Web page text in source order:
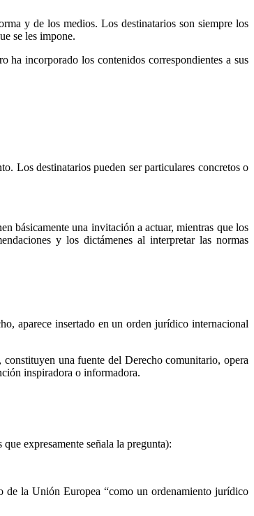
y de los medios. Los destinatarios son siempre los
se les impone.
ha incorporado los contenidos correspondientes a sus
Los destinatarios pueden ser particulares concretos o
básicamente una invitación a actuar, mientras que los
y los dictámenes al interpretar las normas
aparece insertado en un orden jurídico internacional
una fuente del Derecho comunitario, opera
inspiradora o informadora.
expresamente señala la pregunta):
la Unión Europea “como un ordenamiento jurídico